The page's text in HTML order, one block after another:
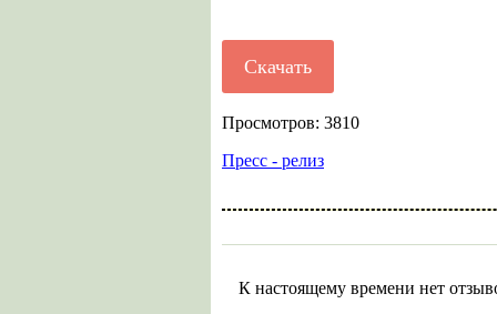
Скачать
Просмотров: 3810
Пресс - релиз
К настоящему времени нет